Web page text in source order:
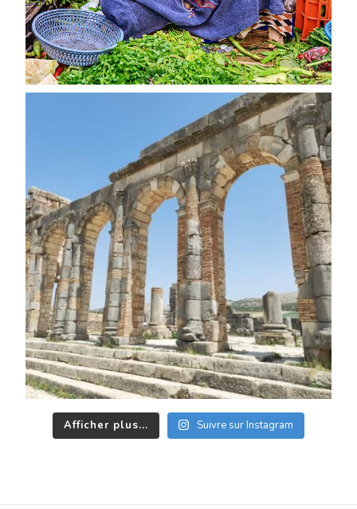
Afficher plus... Suivre sur Instagram